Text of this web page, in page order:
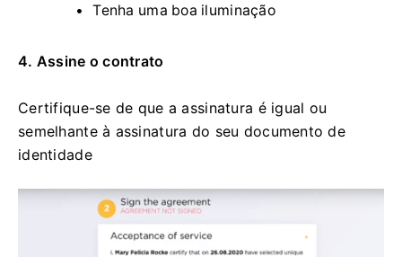
Tenha uma boa iluminação
4. Assine o contrato
Certifique-se de que a assinatura é igual ou
semelhante à assinatura do seu documento de
identidade